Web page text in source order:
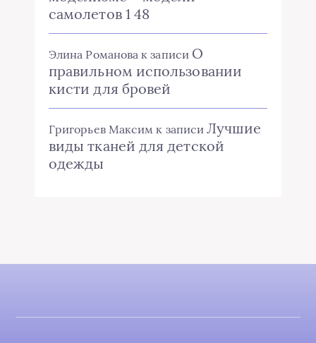
самолетов 1 48
Элина Романова к записи О
правильном использовании
кисти для бровей
Григорьев Максим к записиЛучшие
виды тканей для детской
одежды